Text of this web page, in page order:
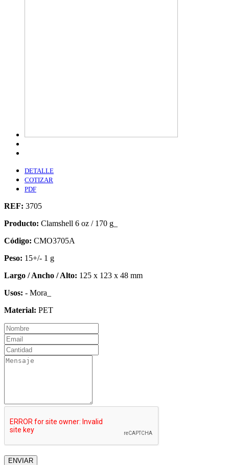
DETALLE
COTIZAR
PDF
REF: 3705
Producto: Clamshell 6 oz / 170 g_
Código: CMO3705A
Peso: 15+/- 1 g
Largo / Ancho / Alto: 125 x 123 x 48 mm
Usos: - Mora_
Material: PET